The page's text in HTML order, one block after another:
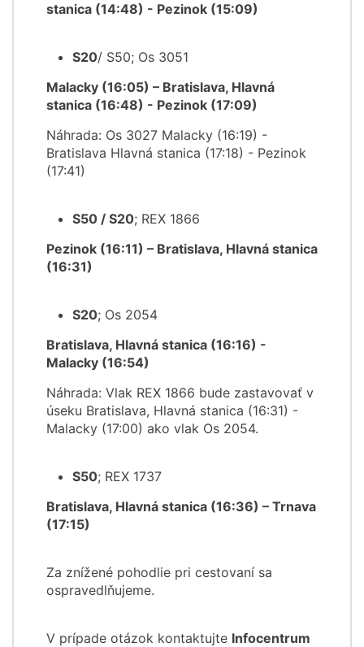
stanica (14:48) - Pezinok (15:09)
S20/ S50; Os 3051
Malacky (16:05) – Bratislava, Hlavná
stanica (16:48) - Pezinok (17:09)
Náhrada: Os 3027 Malacky (16:19) -
Bratislava Hlavná stanica (17:18) - Pezinok
(17:41)
S50 / S20; REX 1866
Pezinok (16:11) – Bratislava, Hlavná stanica
(16:31)
S20; Os 2054
Bratislava, Hlavná stanica (16:16) -
Malacky (16:54)
Náhrada: Vlak REX 1866 bude zastavovať v
úseku Bratislava, Hlavná stanica (16:31) -
Malacky (17:00) ako vlak Os 2054.
S50; REX 1737
Bratislava, Hlavná stanica (16:36) – Trnava
(17:15)
Za znížené pohodlie pri cestovaní sa
ospravedlňujeme.
V prípade otázok kontaktujte Infocentrum